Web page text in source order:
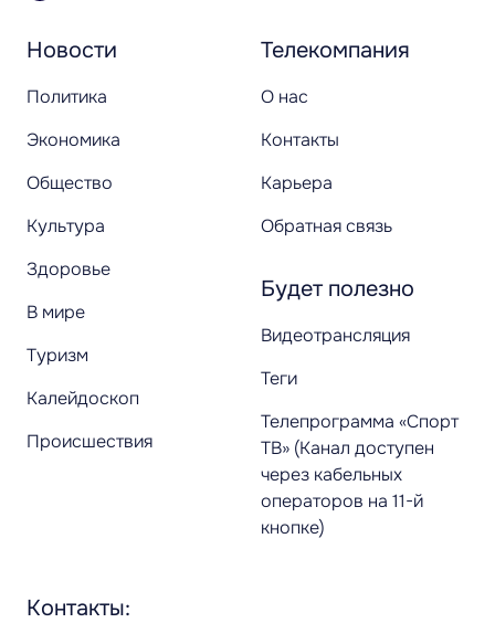
Новости
Политика
Экономика
Общество
Культура
Здоровье
В мире
Туризм
Калейдоскоп
Происшествия
Телекомпания
О нас
Контакты
Карьера
Обратная связь
Будет полезно
Видеотрансляция
Теги
Телепрограмма «Спорт
ТВ» (Канал доступен
через кабельных
операторов на 11-й
кнопке)
Контакты: